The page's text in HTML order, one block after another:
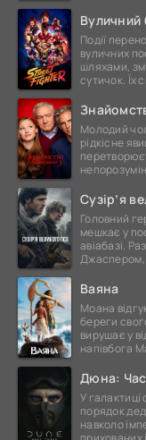
Вуличний
Події
вуличних
шляхами,
сутичок. Їх
Молодий
рідкісне
Сузір’я
Головний
мешкає у
авіабазі.
Джаспером,
Ваяна
Моана
береги
вирушає у
напівбога
Дюна:
У
порядок
навколо